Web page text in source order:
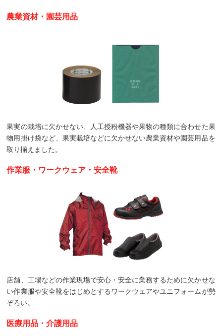
農業資材・園芸用品
果実の栽培に欠かせない、人工授粉機器や果物の種類に合わせた果
物用掛け袋など、果実栽培などに欠かせない農業資材や園芸用品を
取り揃えました。
作業服・ワークウェア・安全靴
店舗、工場などの作業現場で安心・安全に業務するために欠かせな
い作業服や安全靴をはじめとするワークウェアやユニフォームが勢
ぞろい。
医療用品・介護用品